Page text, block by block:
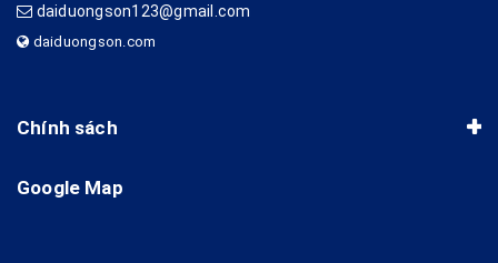
daiduongson123@gmail.com
daiduongson.com
Chính sách
Google Map